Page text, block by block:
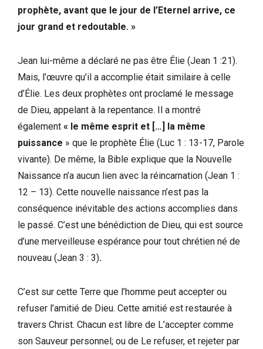
prophète, avant que le jour de l’Eternel arrive, ce
jour grand et redoutable. »
Jean lui-​même a déclaré ne pas être Élie (Jean 1 :21).
Mais, l’œuvre qu’il a accomplie était similaire à celle
d’Élie. Les deux prophètes ont proclamé le message
de Dieu, appelant à la repentance. Il a montré
également « le même esprit et […] la même
puissance » que le prophète Élie (Luc 1 : 13-17, Parole
vivante). De même, la Bible explique que la Nouvelle
Naissance n’a aucun lien avec la réincarnation (Jean 1 :
12 – 13). Cette nouvelle naissance n’est pas la
conséquence inévitable des actions accomplies dans
le passé. C’est une bénédiction de Dieu, qui est source
d’une merveilleuse espérance pour tout chrétien né de
nouveau (Jean 3 : 3).
C’est sur cette Terre que l’homme peut accepter ou
refuser l’amitié de Dieu. Cette amitié est restaurée à
travers Christ. Chacun est libre de L’accepter comme
son Sauveur personnel; ou de Le refuser, et rejeter par